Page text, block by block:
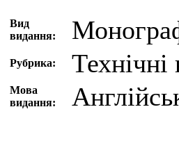
Вид
видання:
Рубрика: Технічні
Мова
видання: